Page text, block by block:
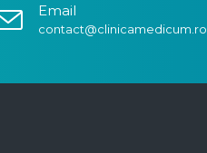
Email
contact@clinicamedicum.ro